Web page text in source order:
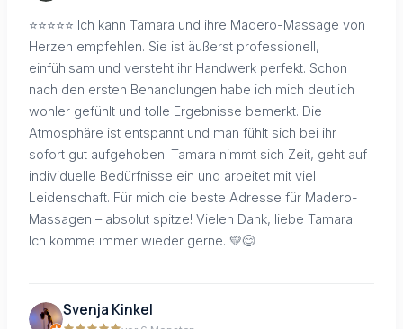
⭐⭐⭐⭐⭐ Ich kann Tamara und ihre Madero-Massage von
Herzen empfehlen. Sie ist äußerst professionell,
einfühlsam und versteht ihr Handwerk perfekt. Schon
nach den ersten Behandlungen habe ich mich deutlich
wohler gefühlt und tolle Ergebnisse bemerkt. Die
Atmosphäre ist entspannt und man fühlt sich bei ihr
sofort gut aufgehoben. Tamara nimmt sich Zeit, geht auf
individuelle Bedürfnisse ein und arbeitet mit viel
Leidenschaft. Für mich die beste Adresse für Madero-
Massagen – absolut spitze! Vielen Dank, liebe Tamara!
Ich komme immer wieder gerne. 💛😊
Svenja Kinkel